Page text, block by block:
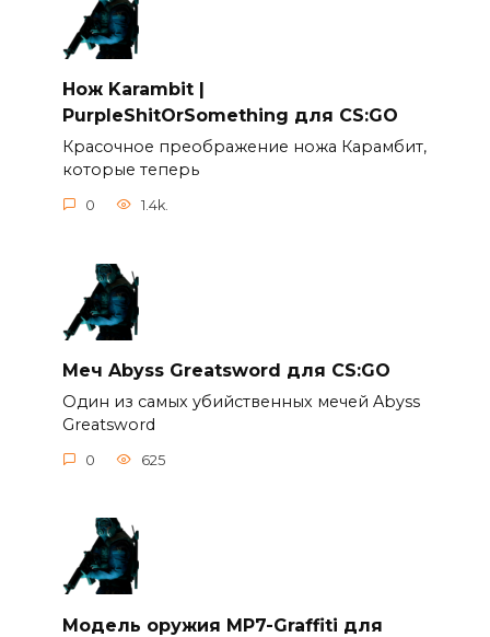
Нож Karambit |
PurpleShitOrSomething для CS:GO
Красочное преображение ножа Карамбит,
которые теперь
0 1.4k.
Меч Abyss Greatsword для CS:GO
Один из самых убийственных мечей Abyss
Greatsword
0 625
Модель оружия MP7-Graffiti для